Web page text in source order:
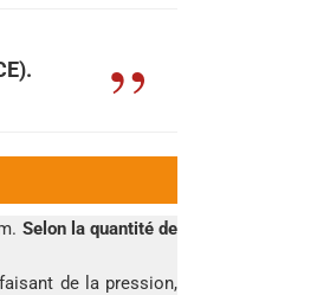
Selon la quantité de
de la pression,